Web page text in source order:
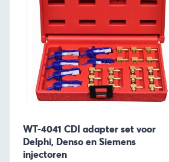
WT-4041 CDI adapter set voor
Delphi, Denso en Siemens
injectoren